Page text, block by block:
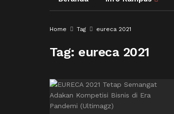
Home Tag eureca 2021
Tag: eureca 2021